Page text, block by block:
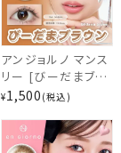
アンジョルノ マンス
リー [びーだまブラ
ウン] 1ヶ月 [2枚入]
1Month EC96070
¥1,500 税込